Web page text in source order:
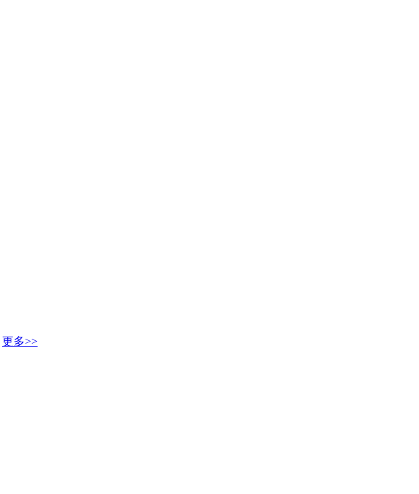
更多>>